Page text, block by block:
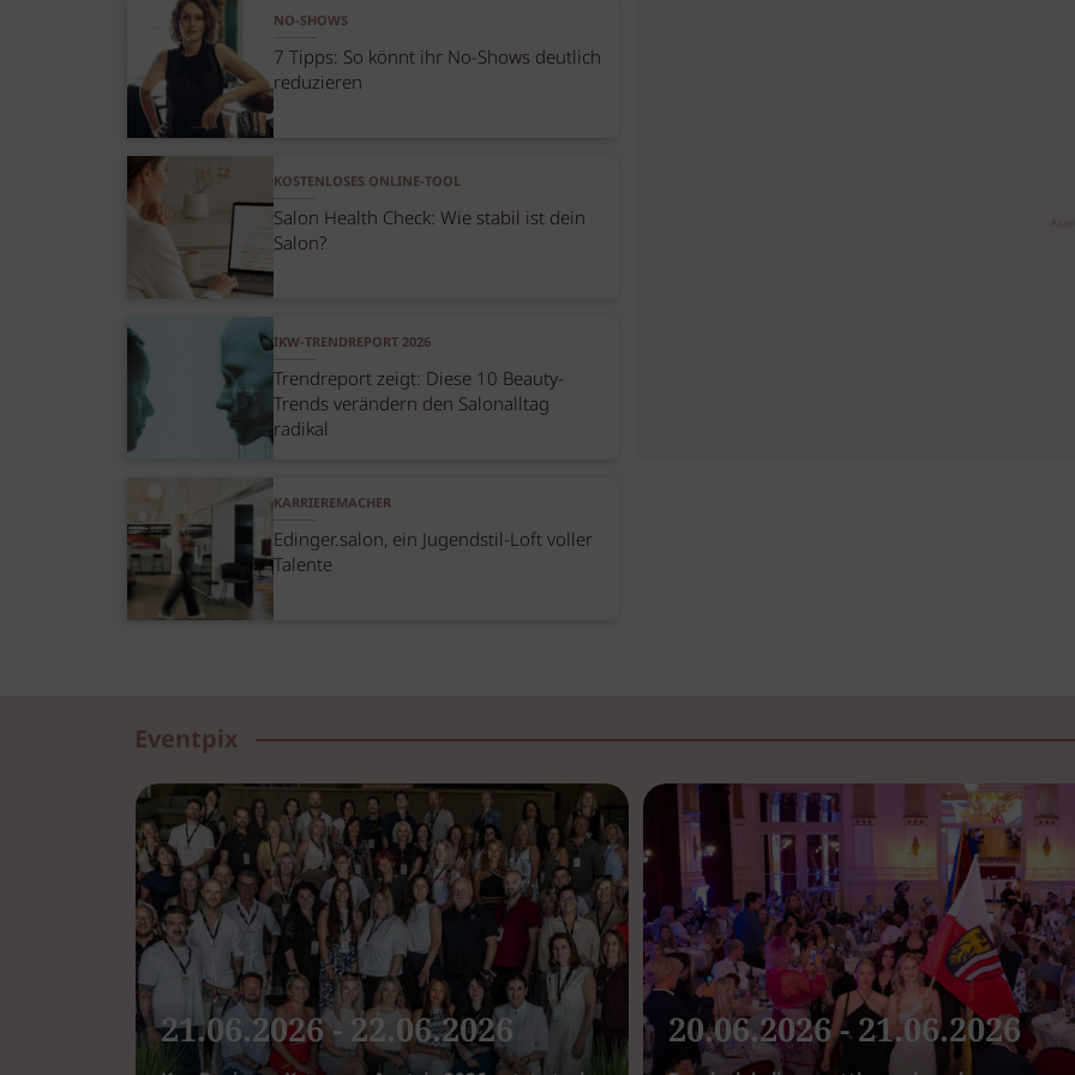
NO-SHOWS
7 Tipps: So könnt ihr No-Shows deutlich
reduzieren
KOSTENLOSES ONLINE-TOOL
Salon Health Check: Wie stabil ist dein
Salon?
IKW-TRENDREPORT 2026
Trendreport zeigt: Diese 10 Beauty-
Trends verändern den Salonalltag
radikal
KARRIEREMACHER
Edinger.salon, ein Jugendstil-Loft voller
Talente
Eventpix
21.06.2026 - 22.06.2026 20.06.2026 - 21.06.2026